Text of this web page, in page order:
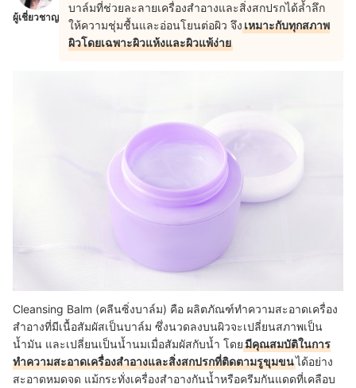
ผู้เชี่ยวชาญ
บาล์มที่ช่วยละลายเครื่องสำอางและสิ่งสกปรกได้ล้ำลึก
ให้ความชุ่มชื้นและอ่อนโยนต่อผิว จึงเหมาะกับทุกสภาพ
ผิวโดยเฉพาะผิวแห้งและผิวแพ้ง่าย
Cleansing Balm (คลีนซิ่งบาล์ม) คือ ผลิตภัณฑ์ทำความสะอาดเครื่อง
สำอางที่มีเนื้อสัมผัสเป็นบาล์ม ซึ่งนวดลงบนผิวจะเปลี่ยนสภาพเป็น
น้ำมัน และเปลี่ยนเป็นน้ำนมเมื่อสัมผัสกับน้ำ โดยมีคุณสมบัติในการ
ทำความสะอาดเครื่องสำอางและสิ่งสกปรกที่ติดตามรูขุมขนได้อย่าง
สะอาดหมดจด แม้กระทั่งเครื่องสำอางกันน้ำหรือครีมกันแดดที่เคลือบ